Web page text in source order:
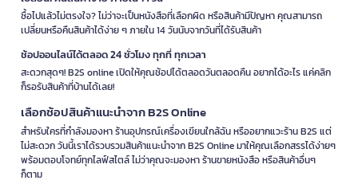
ซื้อไปแล้วไม่ตรงใจ? ไม่ว่าจะเป็นหนังสือที่เลือกผิด หรือสินค้ามีปัญหา คุณสามารถ
เปลี่ยนหรือคืนสินค้าได้ง่าย ๆ ภายใน 14 วันนับจากวันที่ได้รับสินค้า
ช้อปออนไลน์ได้ตลอด 24 ชั่วโมง ทุกที่ ทุกเวลา
สะดวกสุดๆ! B2S online เปิดให้คุณช้อปได้ตลอดวันตลอดคืน อยากได้อะไร แค่คลิก
ก็รอรับสินค้าที่บ้านได้เลย!
เลือกช้อปสินค้าแนะนำจาก B2S Online
สำหรับใครที่กำลังมองหา ร้านอุปกรณ์เครื่องเขียนใกล้ฉัน หรืออยากแวะร้าน B2S แต่
ไม่สะดวก วันนี้เราได้รวบรวมสินค้าแนะนำจาก B2S Online มาให้คุณเลือกสรรได้ง่ายๆ
พร้อมตอบโจทย์ทุกไลฟ์สไตล์ ไม่ว่าคุณจะมองหา ร้านขายหนังสือ หรือสินค้าอื่นๆ
ก็ตาม